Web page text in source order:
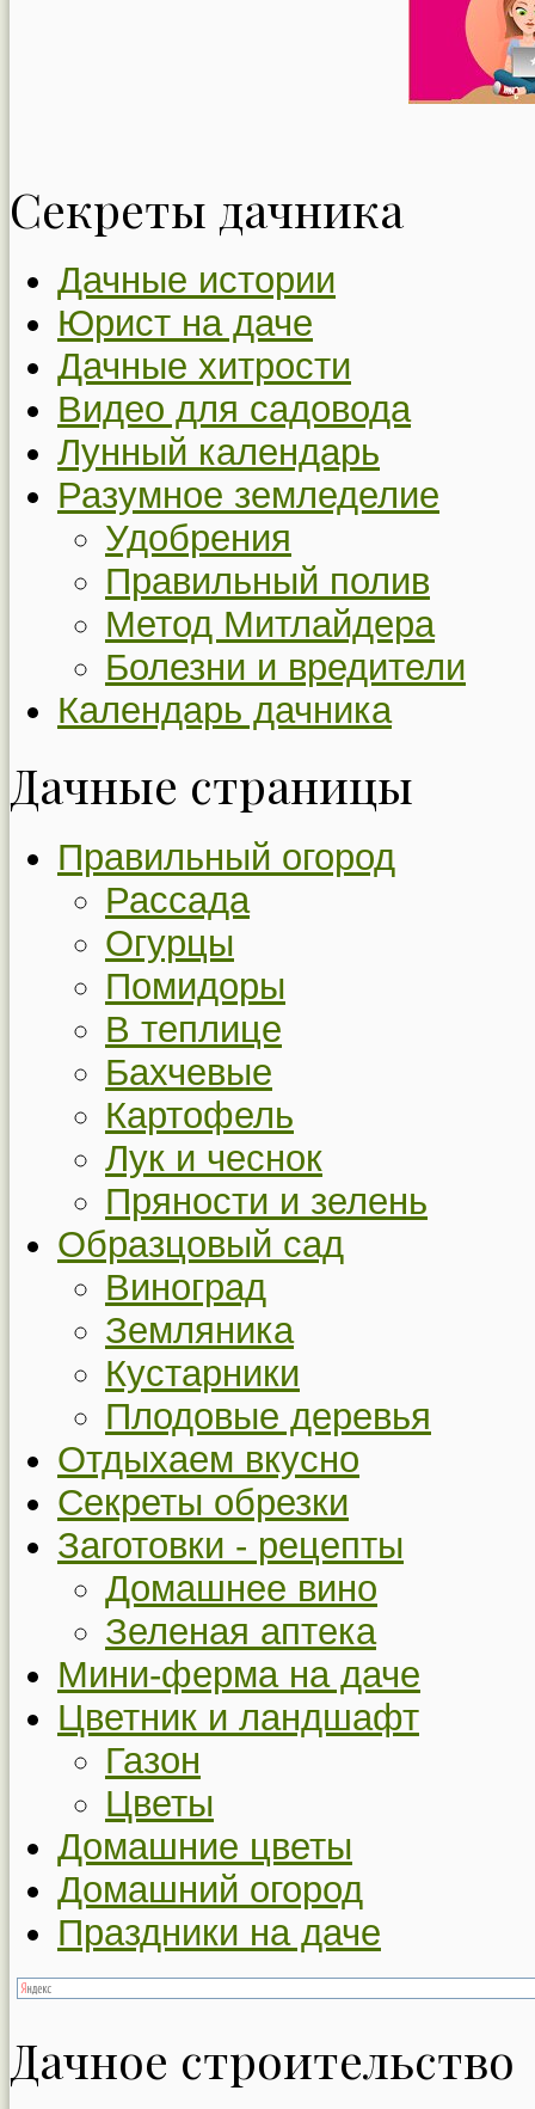
Секреты дачника
Дачные истории
Юрист на даче
Дачные хитрости
Видео для садовода
Лунный календарь
Разумное земледелие
Удобрения
Правильный полив
Метод Митлайдера
Болезни и вредители
Календарь дачника
Дачные страницы
Правильный огород
Рассада
Огурцы
Помидоры
В теплице
Бахчевые
Картофель
Лук и чеснок
Пряности и зелень
Образцовый сад
Виноград
Земляника
Кустарники
Плодовые деревья
Отдыхаем вкусно
Секреты обрезки
Заготовки - рецепты
Домашнее вино
Зеленая аптека
Мини-ферма на даче
Цветник и ландшафт
Газон
Цветы
Домашние цветы
Домашний огород
Праздники на даче
Дачное строительство